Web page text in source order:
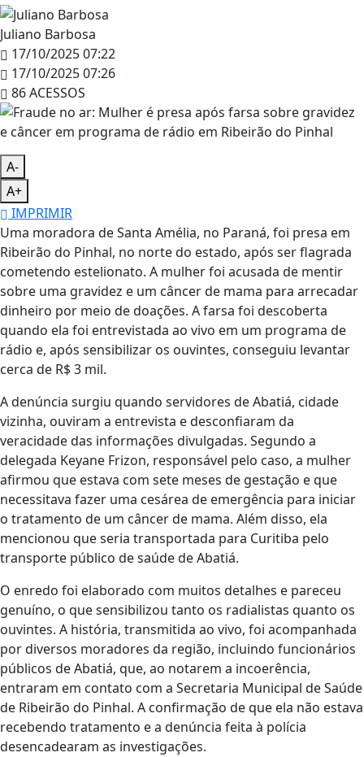
Juliano Barbosa
17/10/2025 07:22
17/10/2025 07:26
86 ACESSOS
A-
A+
IMPRIMIR
Uma moradora de Santa Amélia, no Paraná, foi presa em
Ribeirão do Pinhal, no norte do estado, após ser flagrada
cometendo estelionato. A mulher foi acusada de mentir
sobre uma gravidez e um câncer de mama para arrecadar
dinheiro por meio de doações. A farsa foi descoberta
quando ela foi entrevistada ao vivo em um programa de
rádio e, após sensibilizar os ouvintes, conseguiu levantar
cerca de R$ 3 mil.
A denúncia surgiu quando servidores de Abatiá, cidade
vizinha, ouviram a entrevista e desconfiaram da
veracidade das informações divulgadas. Segundo a
delegada Keyane Frizon, responsável pelo caso, a mulher
afirmou que estava com sete meses de gestação e que
necessitava fazer uma cesárea de emergência para iniciar
o tratamento de um câncer de mama. Além disso, ela
mencionou que seria transportada para Curitiba pelo
transporte público de saúde de Abatiá.
O enredo foi elaborado com muitos detalhes e pareceu
genuíno, o que sensibilizou tanto os radialistas quanto os
ouvintes. A história, transmitida ao vivo, foi acompanhada
por diversos moradores da região, incluindo funcionários
públicos de Abatiá, que, ao notarem a incoerência,
entraram em contato com a Secretaria Municipal de Saúde
de Ribeirão do Pinhal. A confirmação de que ela não estava
recebendo tratamento e a denúncia feita à polícia
desencadearam as investigações.